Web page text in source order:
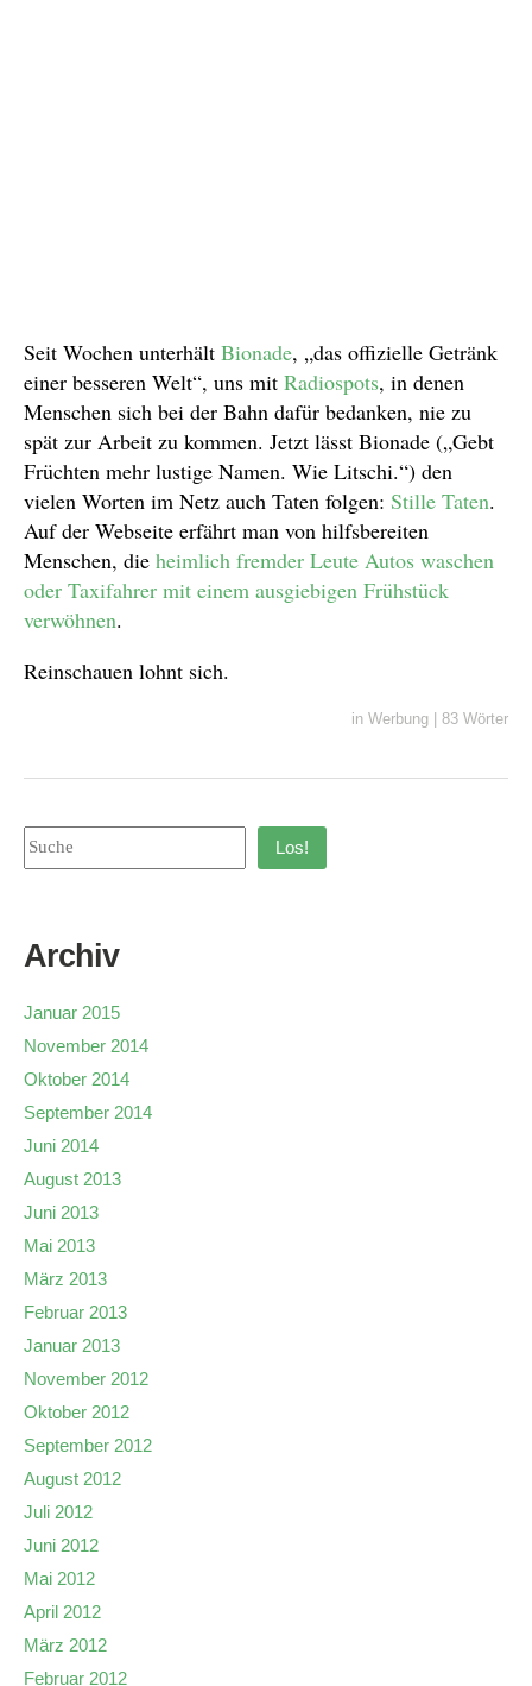
Seit Wochen unterhält Bionade, „das offizielle Getränk
einer besseren Welt“, uns mit Radiospots, in denen
Menschen sich bei der Bahn dafür bedanken, nie zu
spät zur Arbeit zu kommen. Jetzt lässt Bionade („Gebt
Früchten mehr lustige Namen. Wie Litschi.“) den
vielen Worten im Netz auch Taten folgen: Stille Taten.
Auf der Webseite erfährt man von hilfsbereiten
Menschen, die heimlich fremder Leute Autos waschen
oder Taxifahrer mit einem ausgiebigen Frühstück
verwöhnen.
Reinschauen lohnt sich.
in Werbung 83 Wörter
Los!
Archiv
Januar 2015
November 2014
Oktober 2014
September 2014
Juni 2014
August 2013
Juni 2013
Mai 2013
März 2013
Februar 2013
Januar 2013
November 2012
Oktober 2012
September 2012
August 2012
Juli 2012
Juni 2012
Mai 2012
April 2012
März 2012
Februar 2012